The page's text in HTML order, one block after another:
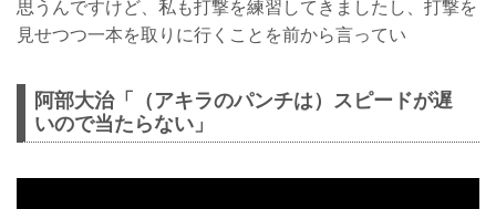
思うんですけど、私も打撃を練習してきましたし、打撃を
見せつつ一本を取りに行くことを前から言ってい
阿部大治「（アキラのパンチは）スピードが遅
いので当たらない」